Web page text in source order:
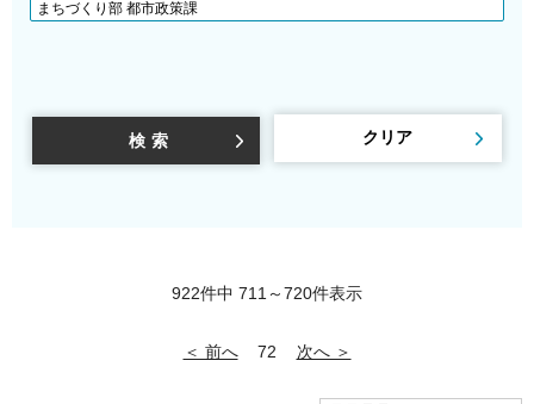
922件中 711～720件表示
＜ 前へ 72 次へ ＞